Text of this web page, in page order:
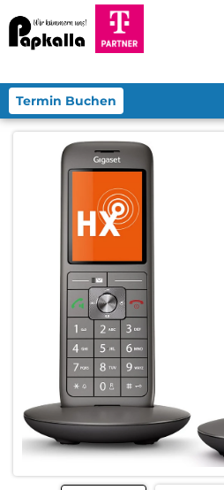
Termin Buchen